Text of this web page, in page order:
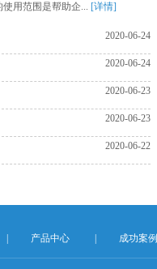
使用范围是帮助企... [详情]
2020-06-24
2020-06-24
2020-06-23
2020-06-23
2020-06-22
产品中心 成功案例